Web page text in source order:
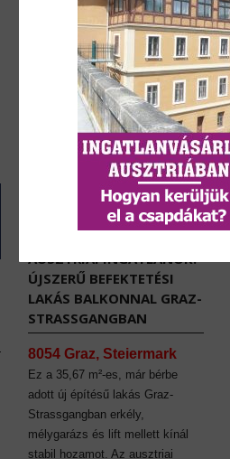
maisonette 8,59 m²-es erkéllyel
és két hálószobával várja új
tulajdonosát Bécsben. A 2026-os
újépítésű lakás 2027 végén válik
elérhetővé, távfűtéssel és
padlófűtéssel.
€ 562.000
AUSZTRIAI INGATLANOK:
ÚJSZERŰ BEFEKTETÉSI
LAKÁS BALKONNAL GRAZ-
STRASSGANGBAN
8054 Graz, Steiermark
Ez a 35,67 m²-es, már bérbe
adott új építésű lakás Graz-
Strassgangban erkély,
mélygarázs és lift mellett kínál
stabil hozamot. Az ausztriai